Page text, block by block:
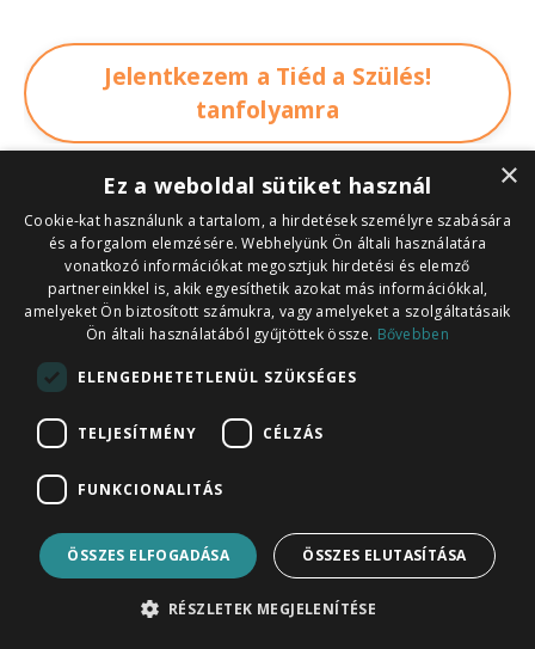
Jelentkezem a Tiéd a Szülés!
tanfolyamra
Tanfolyamok:
×
Ez a weboldal sütiket használ
Cookie-kat használunk a tartalom, a hirdetések személyre szabására
és a forgalom elemzésére. Webhelyünk Ön általi használatára
vonatkozó információkat megosztjuk hirdetési és elemző
partnereinkkel is, akik egyesíthetik azokat más információkkal,
amelyeket Ön biztosított számukra, vagy amelyeket a szolgáltatásaik
Ön általi használatából gyűjtöttek össze. Bővebben
ELENGEDHETETLENÜL SZÜKSÉGES
TELJESÍTMÉNY CÉLZÁS
FUNKCIONALITÁS
ÖSSZES ELFOGADÁSA ÖSSZES ELUTASÍTÁSA
RÉSZLETEK MEGJELENÍTÉSE